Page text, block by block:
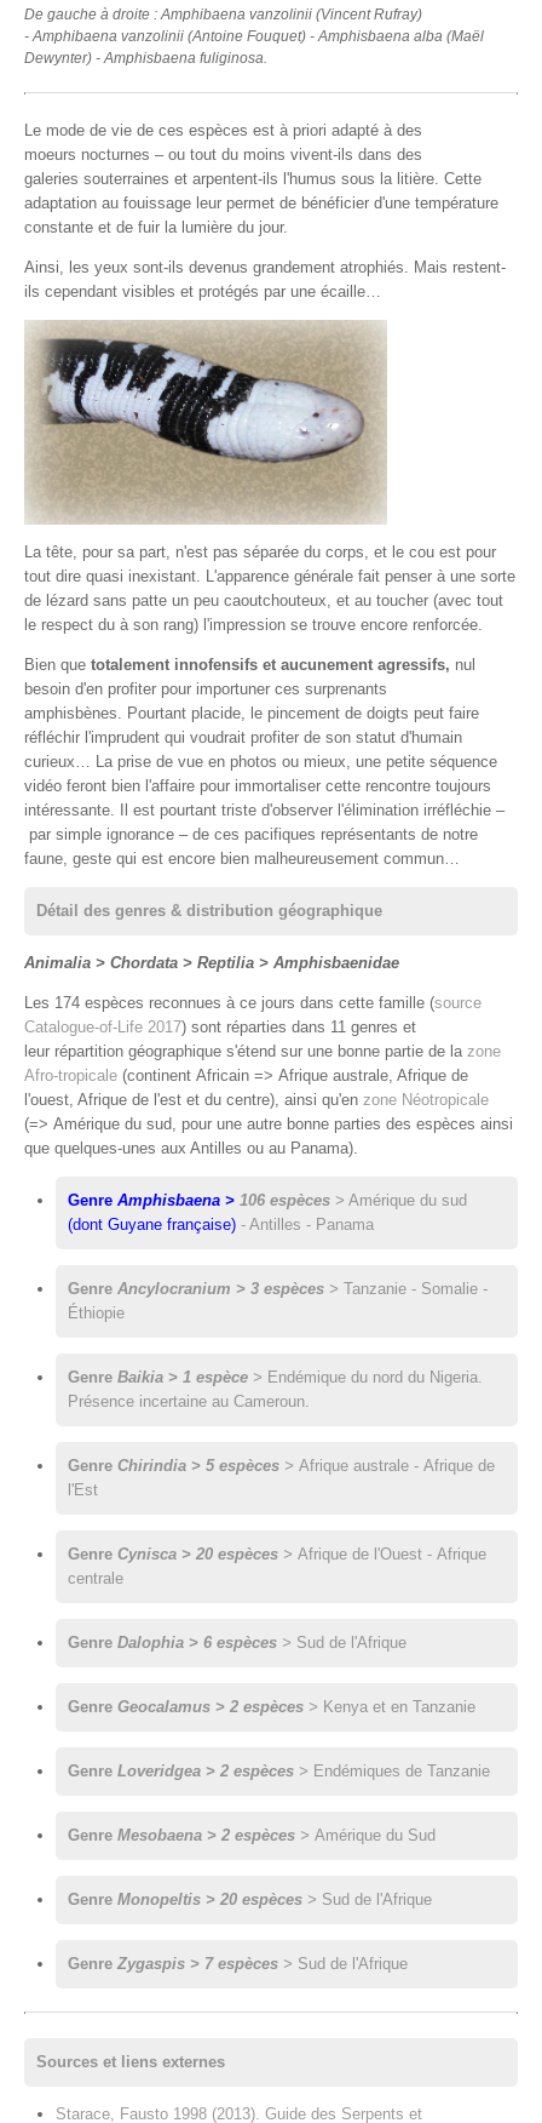
De gauche à droite : Amphibaena vanzolinii (Vincent Rufray)
- Amphibaena vanzolinii (Antoine Fouquet) - Amphisbaena alba (Maël
Dewynter) - Amphisbaena fuliginosa.
Le mode de vie de ces espèces est à priori adapté à des
moeurs nocturnes – ou tout du moins vivent-ils dans des
galeries souterraines et arpentent-ils l'humus sous la litière. Cette
adaptation au fouissage leur permet de bénéficier d'une température
constante et de fuir la lumière du jour.
Ainsi, les yeux sont-ils devenus grandement atrophiés. Mais restent-
ils cependant visibles et protégés par une écaille…
La tête, pour sa part, n'est pas séparée du corps, et le cou est pour
tout dire quasi inexistant. L'apparence générale fait penser à une sorte
de lézard sans patte un peu caoutchouteux, et au toucher (avec tout
le respect du à son rang) l'impression se trouve encore renforcée.
Bien que totalement innofensifs et aucunement agressifs, nul
besoin d'en profiter pour importuner ces surprenants
amphisbènes. Pourtant placide, le pincement de doigts peut faire
réfléchir l'imprudent qui voudrait profiter de son statut d'humain
curieux… La prise de vue en photos ou mieux, une petite séquence
vidéo feront bien l'affaire pour immortaliser cette rencontre toujours
intéressante. Il est pourtant triste d'observer l'élimination irréfléchie –
par simple ignorance – de ces pacifiques représentants de notre
faune, geste qui est encore bien malheureusement commun…
Détail des genres & distribution géographique
Animalia > Chordata > Reptilia > Amphisbaenidae
Les 174 espèces reconnues à ce jours dans cette famille (source
Catalogue-of-Life 2017) sont réparties dans 11 genres et
leur répartition géographique s'étend sur une bonne partie de la zone
Afro-tropicale (continent Africain => Afrique australe, Afrique de
l'ouest, Afrique de l'est et du centre), ainsi qu'en zone Néotropicale
(=> Amérique du sud, pour une autre bonne parties des espèces ainsi
que quelques-unes aux Antilles ou au Panama).
Genre Amphisbaena > 106 espèces > Amérique du sud
(dont Guyane française) - Antilles - Panama
Genre Ancylocranium > 3 espèces > Tanzanie - Somalie -
Éthiopie
Genre Baikia > 1 espèce > Endémique du nord du Nigeria.
Présence incertaine au Cameroun.
Genre Chirindia > 5 espèces > Afrique australe - Afrique de
l'Est
Genre Cynisca > 20 espèces > Afrique de l'Ouest - Afrique
centrale
Genre Dalophia > 6 espèces > Sud de l'Afrique
Genre Geocalamus > 2 espèces > Kenya et en Tanzanie
Genre Loveridgea > 2 espèces > Endémiques de Tanzanie
Genre Mesobaena > 2 espèces > Amérique du Sud
Genre Monopeltis > 20 espèces > Sud de l'Afrique
Genre Zygaspis > 7 espèces > Sud de l'Afrique​
Sources et liens externes
Starace, Fausto 1998 (2013). Guide des Serpents et